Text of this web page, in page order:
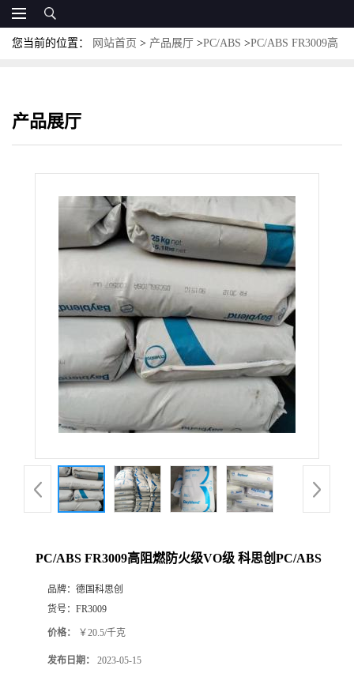
您当前的位置： 网站首页 > 产品展厅 >PC/ABS >PC/ABS FR3009高
产品展厅
PC/ABS FR3009高阻燃防火级VO级 科思创PC/ABS
品牌： 德国科思创
货号： FR3009
价格： ￥20.5/千克
发布日期： 2023-05-15